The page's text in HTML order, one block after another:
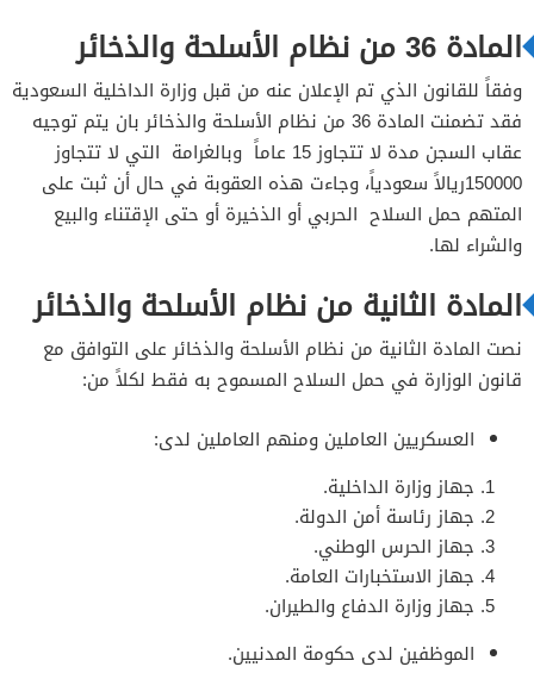
المادة 36 من نظام الأسلحة والذخائر
وفقاً للقانون الذي تم الإعلان عنه من قبل وزارة الداخلية السعودية
فقد تضمنت المادة 36 من نظام الأسلحة والذخائر بان يتم توجيه
عقاب السجن مدة لا تتجاوز 15 عاماً وبالغرامة التي لا تتجاوز
150000ريالاً سعودياً، وجاءت هذه العقوبة في حال أن ثبت على
المتهم حمل السلاح الحربي أو الذخيرة أو حتى الإقتناء والبيع
والشراء لها.
المادة الثانية من نظام الأسلحة والذخائر
نصت المادة الثانية من نظام الأسلحة والذخائر على التوافق مع
قانون الوزارة في حمل السلاح المسموح به فقط لكلاً من:
العسكريين العاملين ومنهم العاملين لدى:
جهاز وزارة الداخلية.
جهاز رئاسة أمن الدولة.
جهاز الحرس الوطني.
جهاز الاستخبارات العامة.
جهاز وزارة الدفاع والطيران.
الموظفين لدى حكومة المدنيين.